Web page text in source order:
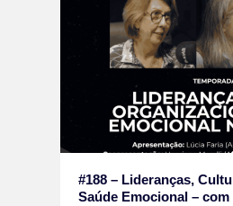
#188 – Lideranças,
Saúde Emocional –